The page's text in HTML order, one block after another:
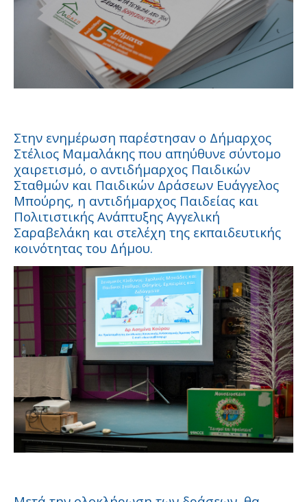
Στην ενημέρωση παρέστησαν ο Δήμαρχος
Στέλιος Μαμαλάκης που απηύθυνε σύντομο
χαιρετισμό, ο αντιδήμαρχος Παιδικών
Σταθμών και Παιδικών Δράσεων Ευάγγελος
Μπούρης, η αντιδήμαρχος Παιδείας και
Πολιτιστικής Ανάπτυξης Αγγελική
Σαραβελάκη και στελέχη της εκπαιδευτικής
κοινότητας του Δήμου.